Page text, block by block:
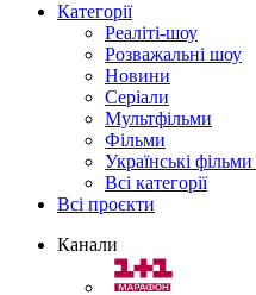
Категорії
Реаліті-шоу
Розважальні шоу
Новини
Серіали
Мультфільми
Фільми
Українські фільми
Всі категорії
Всі проєкти
Канали